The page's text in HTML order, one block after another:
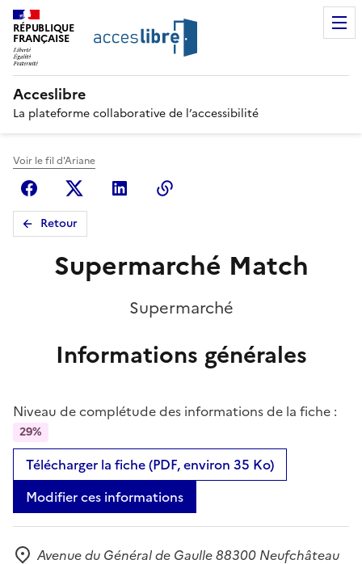
RÉPUBLIQUE
FRANÇAISE
Acceslibre
La plateforme collaborative de l’accessibilité
Voir le fil d'Ariane
FacebookX (anciennement Twitter)
Linkedin
Retour
Supermarché Match
Supermarché
Informations générales
Niveau de complétude des informations de la fiche :
29%
Télécharger la fiche (PDF, environ 35 Ko)
Modifier ces informations
Avenue du Général de Gaulle 88300 Neufchâteau